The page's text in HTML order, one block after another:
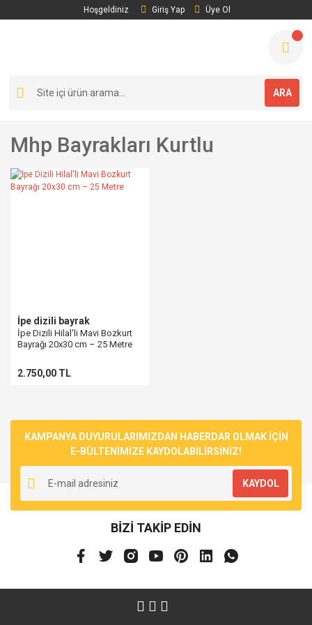
Hoşgeldiniz Giriş Yap Üye Ol
ARA
Mhp Bayrakları Kurtlu
İpe dizili bayrak
İpe Dizili Hilal'li Mavi Bozkurt
Bayrağı 20x30 cm – 25 Metre
2.750,00 TL
KAMPANYA DUYURULARIMIZDAN HABERDAR OLMAK İÇİN
E-BÜLTENİMİZE KAYDOLABİLİRSİNİZ!
KAYDOL
BİZİ TAKİP EDİN